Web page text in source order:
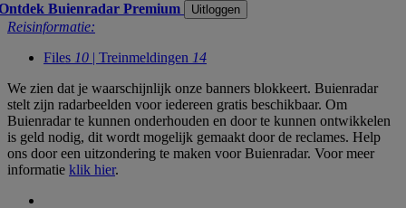
Buienradar Premium
Uitloggen
Reisinformatie:
Files 10 | Treinmeldingen 14
We zien dat je waarschijnlijk onze banners blokkeert. Buienradar
stelt zijn radarbeelden voor iedereen gratis beschikbaar. Om
Buienradar te kunnen onderhouden en door te kunnen ontwikkelen
is geld nodig, dit wordt mogelijk gemaakt door de reclames. Help
ons door een uitzondering te maken voor Buienradar. Voor meer
informatie klik hier.